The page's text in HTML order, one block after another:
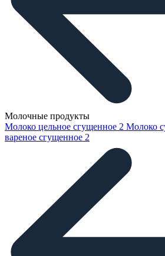
Молочные продукты
Молоко цельное сгущенное 2 Молоко
вареное сгущенное 2